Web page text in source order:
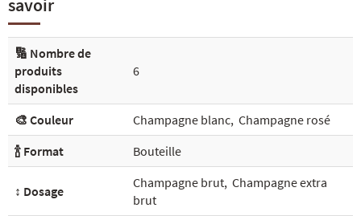
savoir
🔢 Nombre de
produits
disponibles
6
🎨 Couleur Champagne blanc, Champagne rosé
🍾 Format
Bouteille
↕️ Dosage
Champagne brut, Champagne extra
brut